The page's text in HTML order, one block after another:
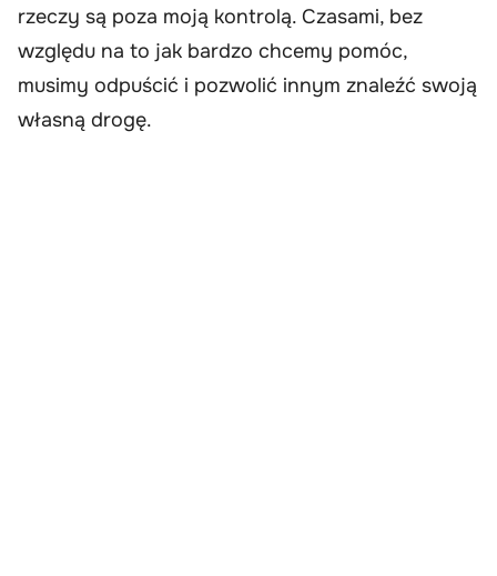
rzeczy są poza moją kontrolą. Czasami, bez
względu na to jak bardzo chcemy pomóc,
musimy odpuścić i pozwolić innym znaleźć swoją
własną drogę.